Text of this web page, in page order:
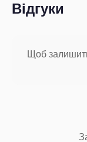
Відгуки
Щоб